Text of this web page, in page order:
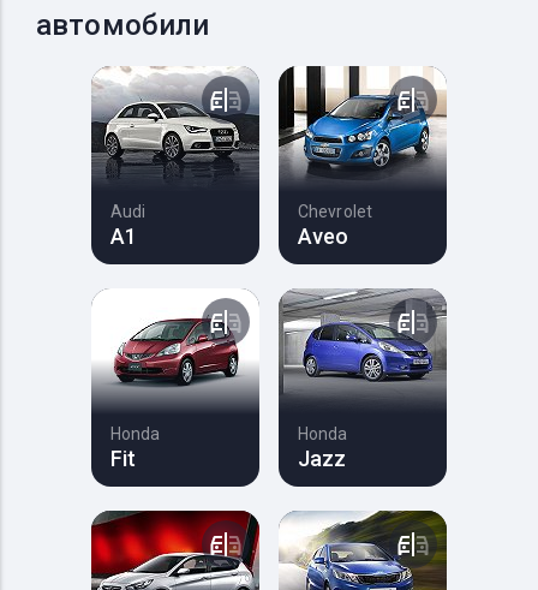
автомобили
Audi
A1
Chevrolet
Aveo
Honda
Fit
Honda
Jazz